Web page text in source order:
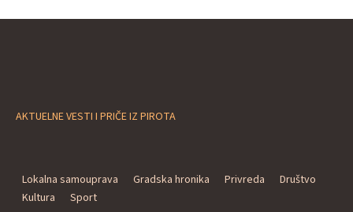
AKTUELNE VESTI I PRIČE IZ PIROTA
Lokalna samouprava Gradska hronika Privreda
Društvo
Kultura
Sport